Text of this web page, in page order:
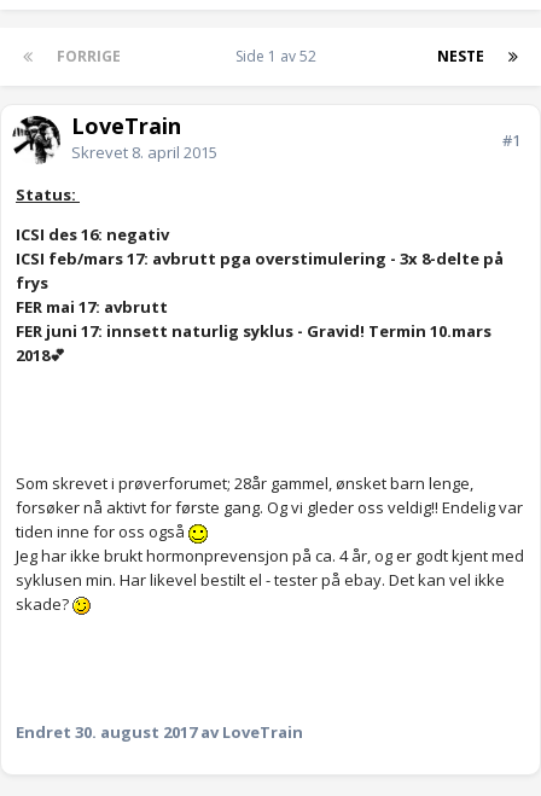
FORRIGE NESTE
Side 1 av 52
LoveTrain
Skrevet 8. april 2015
#1
Status:
ICSI des 16: negativ
ICSI feb/mars 17: avbrutt pga overstimulering - 3x 8-delte på
frys
FER mai 17: avbrutt
FER juni 17: innsett naturlig syklus - Gravid! Termin 10.mars
2018💕
Som skrevet i prøverforumet; 28år gammel, ønsket barn lenge,
forsøker nå aktivt for første gang. Og vi gleder oss veldig!! Endelig var
tiden inne for oss også
Jeg har ikke brukt hormonprevensjon på ca. 4 år, og er godt kjent med
syklusen min. Har likevel bestilt el - tester på ebay. Det kan vel ikke
skade?
Endret 30. august 2017av LoveTrain